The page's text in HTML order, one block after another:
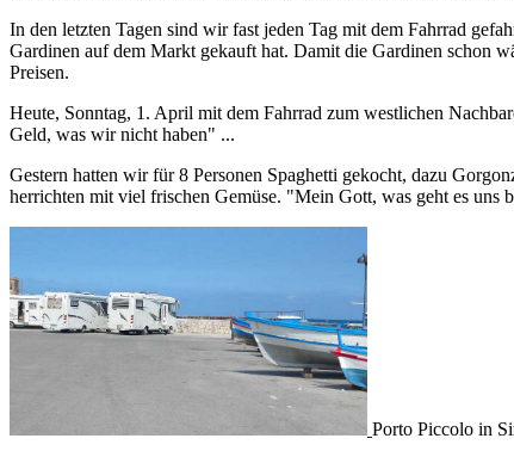
In den letzten Tagen sind wir fast jeden Tag mit dem Fahrrad
Gardinen auf dem Markt gekauft hat. Damit die Gardinen schon
Preisen.
Heute, Sonntag, 1. April mit dem Fahrrad zum westlichen
Geld, was wir nicht haben" ...
Gestern hatten wir für 8 Personen Spaghetti gekocht, dazu
herrichten mit viel frischen Gemüse. "Mein Gott, was geht es
Porto Piccolo in